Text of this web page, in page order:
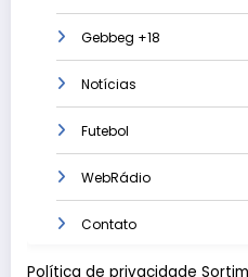
Gebbeg +18
Notícias
Futebol
WebRádio
Contato
Política de privacidade